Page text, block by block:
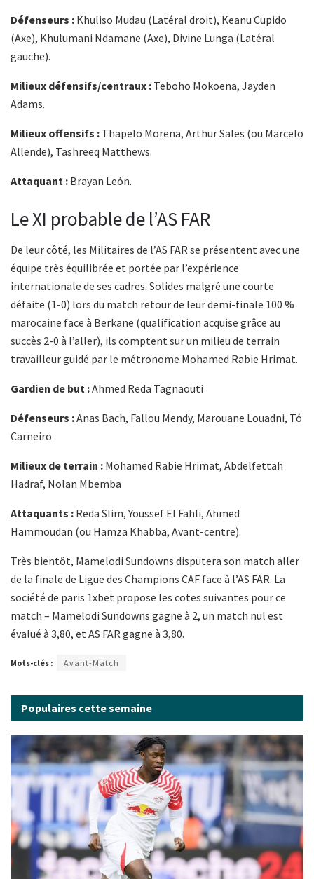
Défenseurs : Khuliso Mudau (Latéral droit), Keanu Cupido
(Axe), Khulumani Ndamane (Axe), Divine Lunga (Latéral
gauche).
Milieux défensifs/centraux : Teboho Mokoena, Jayden
Adams.
Milieux offensifs : Thapelo Morena, Arthur Sales (ou Marcelo
Allende), Tashreeq Matthews.
Attaquant : Brayan León.
Le XI probable de l’AS FAR
De leur côté, les Militaires de l’AS FAR se présentent avec une
équipe très équilibrée et portée par l’expérience
internationale de ses cadres. Solides malgré une courte
défaite (1-0) lors du match retour de leur demi-finale 100 %
marocaine face à Berkane (qualification acquise grâce au
succès 2-0 à l’aller), ils comptent sur un milieu de terrain
travailleur guidé par le métronome Mohamed Rabie Hrimat.
Gardien de but :Ahmed Reda Tagnaouti
Défenseurs :Anas Bach, Fallou Mendy, Marouane Louadni, Tó
Carneiro
Milieux de terrain : Mohamed Rabie Hrimat, Abdelfettah
Hadraf, Nolan Mbemba
Attaquants : Reda Slim, Youssef El Fahli, Ahmed
Hammoudan (ou Hamza Khabba, Avant-centre).
Très bientôt, Mamelodi Sundowns disputera son match aller
de la finale de Ligue des Champions CAF face à l’AS FAR. La
société de paris 1xbet propose les cotes suivantes pour ce
match – Mamelodi Sundowns gagne à 2, un match nul est
évalué à 3,80, et AS FAR gagne à 3,80.
Mots-clés : Avant-Match
Populaires cette semaine